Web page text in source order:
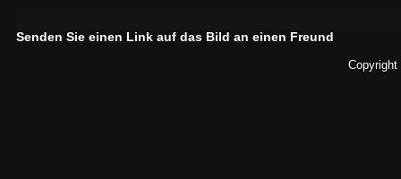
Senden Sie einen Link auf das Bild an einen Freund